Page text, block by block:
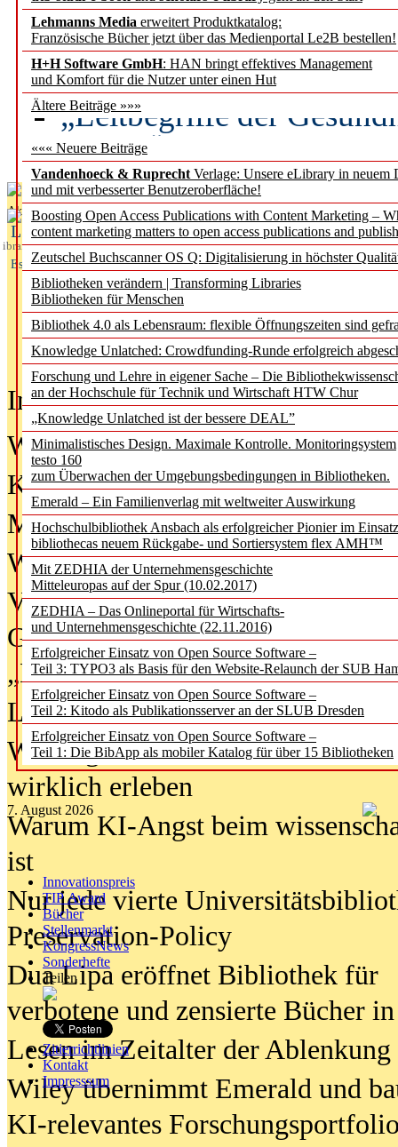
Lehmanns Media erweitert Produktkatalog:
Französische Bücher jetzt über das Medienportal Le2B bestellen!
H+H Software GmbH: HAN bringt effektives Management
und Komfort für die Nutzer unter einen Hut
Ältere Beiträge »»»
««« Neuere Beiträge
Vandenhoeck & Ruprecht Verlage: Unsere eLibrary in neuem
und mit verbesserter Benutzeroberfläche!
Boosting Open Access Publications with Content Marketing –
content marketing matters to open access publications and
Zeutschel Buchscanner OS Q: Digitalisierung in höchster
Bibliotheken verändern | Transforming Libraries
Bibliotheken für Menschen
Bibliothek 4.0 als Lebensraum: flexible Öffnungszeiten sind
Knowledge Unlatched: Crowdfunding-Runde erfolgreich
Forschung und Lehre in eigener Sache – Die
an der Hochschule für Technik und Wirtschaft HTW Chur
„Knowledge Unlatched ist der bessere DEAL”
Minimalistisches Design. Maximale Kontrolle. Monitoringsystem
testo 160
zum Überwachen der Umgebungsbedingungen in Bibliotheken.
Emerald – Ein Familienverlag mit weltweiter Auswirkung
Hochschulbibliothek Ansbach als erfolgreicher Pionier im
bibliothecas neuem Rückgabe- und Sortiersystem flex AMH™
Mit ZEDHIA der Unternehmensgeschichte
Mitteleuropas auf der Spur (10.02.2017)
ZEDHIA – Das Onlineportal für Wirtschafts-
und Unternehmensgeschichte (22.11.2016)
Erfolgreicher Einsatz von Open Source Software –
Teil 3: TYPO3 als Basis für den Website-Relaunch der SUB
Erfolgreicher Einsatz von Open Source Software –
Teil 2: Kitodo als Publikationsserver an der SLUB Dresden
Erfolgreicher Einsatz von Open Source Software –
Teil 1: Die BibApp als mobiler Katalog für über 15 Bibliotheken
7. August 2026
Innovationspreis
TIP Award
Bücher
Stellenmarkt
KongressNews
Sonderhefte
Teilen
Zitierrichtlinien
Kontakt
Impresssum
Künstliche Intelligenz
besser zu verstehen
„Leitbegriffe der
des BIÖG erscheinen
Aktuelles aus
L
ibrary
Essentials
In der Ausgabe06/2026(August
Was Hochschul­bibliotheken von
Kinder in der digitalen Welt
Metadaten als Infrastruktur
Wenn Bots katalogisieren
Von Abschlusskleidern bis
Geisterjagd-Ausrüstung in der
„Library of Things“ unterwegs
Lesen als Infrastrukturaufgabe
Wie Jugendliche Social Media
wirklich erleben
Warum KI-Angst beim
ist
Nur jede vierte
Preservation-Policy
Dua Lipa eröffnet Bibliothek für
verbotene und zensierte Bücher
Lesen im Zeitalter der Ablenkung
Wiley übernimmt Emerald und
KI-relevantes